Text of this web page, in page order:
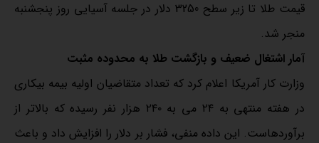
قیمت طلا تا زیر سطح 3250 دلار در جلسه آسیایی روز پنجشنبه
منجر شد.
آمار اشتغال ضعیف و بازگشت طلا به محدوده مثبت
وزارت کار آمریکا اعلام کرد که تعداد متقاضیان اولیه بیمه بیکاری
در هفته منتهی به ۲۴ می به ۲۴۰ هزار نفر رسیده که بالاتر از
برآوردهاست. این داده منفی، فشار بر دلار را افزایش داد و باعث